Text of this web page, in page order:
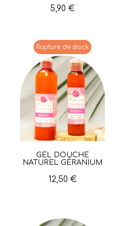
5,90 €
Rupture de stock
Aperçu rapide
GEL DOUCHE
NATUREL GÉRANIUM
12,50 €